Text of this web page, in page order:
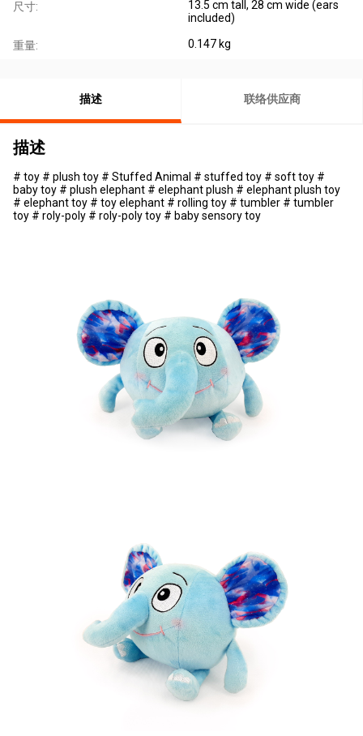
尺寸:
13.5 cm tall, 28 cm wide (ears
included)
重量: 0.147 kg
描述 联络供应商
描述
# toy # plush toy # Stuffed Animal # stuffed toy # soft toy #
baby toy # plush elephant # elephant plush # elephant plush toy
# elephant toy # toy elephant # rolling toy # tumbler # tumbler
toy # roly-poly # roly-poly toy # baby sensory toy